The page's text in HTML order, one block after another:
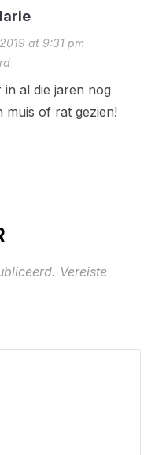
at 9:31 pm
in al die jaren nog
muis of rat gezien!
Vereiste